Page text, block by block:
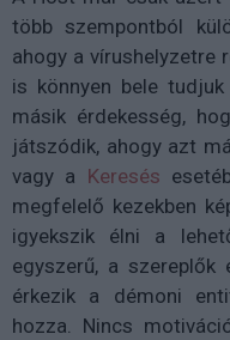
több szempontból
ahogy a vírushelyzetre
is könnyen bele
másik érdekesség,
játszódik, ahogy azt
vagy a Keresés
megfelelő kezekben
igyekszik élni a
egyszerű, a szereplők
érkezik a démoni
hozza. Nincs